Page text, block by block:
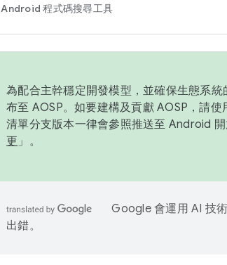
Android 程式碼搜尋工具
為配合主幹穩定開發模型，並確保生態系
布至 AOSP。如要建構及貢獻 AOSP，請使
清單分支版本一律會參照推送至 Android
更 」。
Google 會運用 AI 技
出錯。